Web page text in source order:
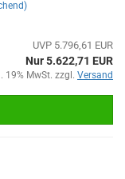
UVP 5.796,61 EUR
Nur 5.622,71 EUR
19% MwSt. zzgl. Versand